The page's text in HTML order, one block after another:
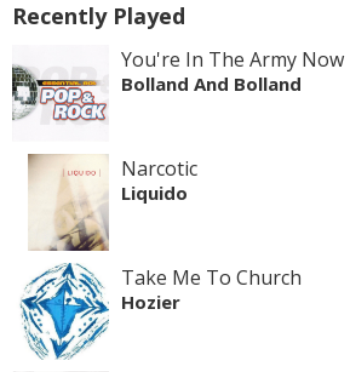
Recently Played
You're In The Army Now
Bolland And Bolland
Narcotic
Liquido
Take Me To Church
Hozier